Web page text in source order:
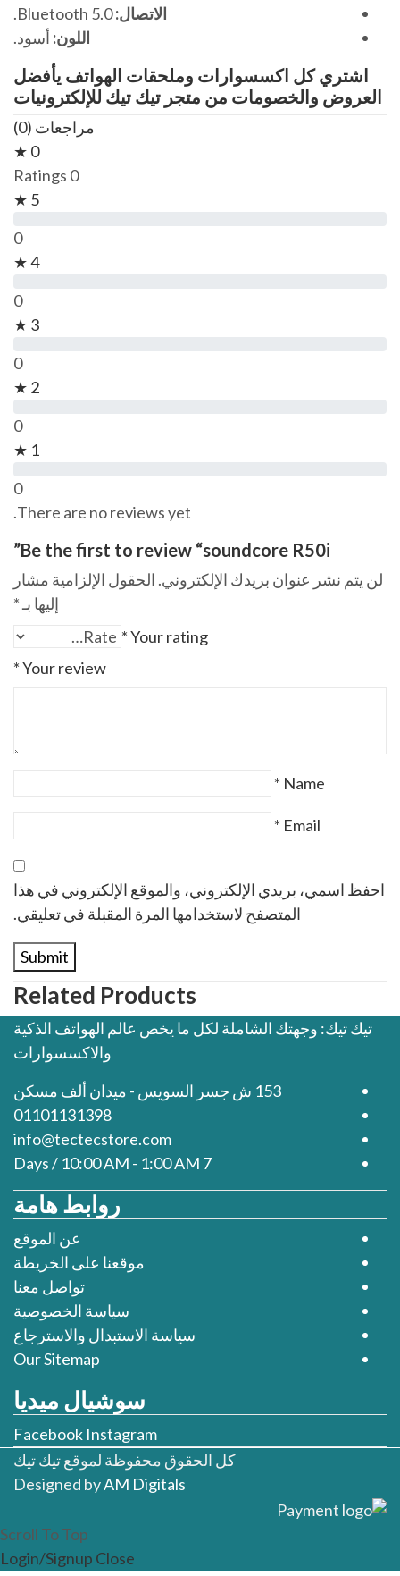
الاتصال:Bluetooth 5.0.
اللون: أسود.
اشتري كل اكسسوارات وملحقات الهواتف يأفضل
العروض والخصومات من متجر تيك تيك للإلكترونيات
مراجعات (0)
0 ★
0 Ratings
5 ★
0
4 ★
0
3 ★
0
2 ★
0
1 ★
0
There are no reviews yet.
Be the first to review “soundcore R50i”
لن يتم نشر عنوان بريدك الإلكتروني. الحقول الإلزامية مشار
إليها بـ*
Your rating
*
Your review
*
Name
*
Email
*
احفظ اسمي، بريدي الإلكتروني، والموقع الإلكتروني في هذا
المتصفح لاستخدامها المرة المقبلة في تعليقي.
Related Products
تيك تيك: وجهتك الشاملة لكل ما يخص عالم الهواتف الذكية
والاكسسوارات
153 ش جسر السويس - ميدان ألف مسكن
01101131398
info@tectecstore.com
7 Days / 10:00 AM - 1:00 AM
روابط هامة
عن الموقع
موقعنا على الخريطة
تواصل معنا
سياسة الخصوصية
سياسة الاستبدال والاسترجاع
Our Sitemap
سوشيال ميديا
Facebook Instagram
كل الحقوق محفوظة لموقع تيك تيك
Designed byAM Digitals
Scroll To Top
Login/Signup Close